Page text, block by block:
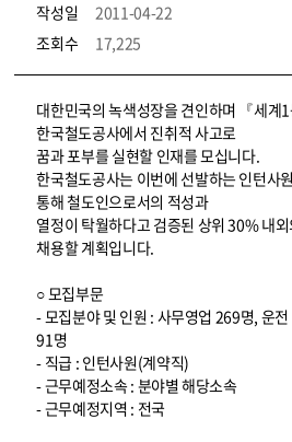
작성일
2011-04-22
조회수
17,225
코레일소개_경영공시_채용공고 상세보기 – 내용, 파일, 담당자 연락처로 구성
대한민국의 녹색성장을 견인하며 『세계
한국철도공사에서 진취적 사고로
꿈과 포부를 실현할 인재를 모십니다.
한국철도공사는 이번에 선발하는 인턴사
통해 철도인으로서의 적성과
열정이 탁월하다고 검증된 상위 30% 내
채용할 계획입니다.
○ 모집부문
- 모집분야 및 인원 : 사무영업 269명, 운
91명
- 직급 : 인턴사원(계약직)
- 근무예정소속 : 분야별 해당소속
- 근무예정지역 : 전국